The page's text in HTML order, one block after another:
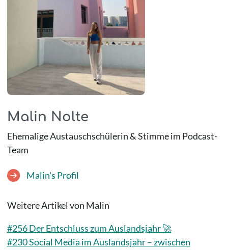
Malin Nolte
Ehemalige Austauschschülerin & Stimme im Podcast-
Team
Malin's Profil
Weitere Artikel von Malin
#256 Der Entschluss zum Auslandsjahr 🚀
#230 Social Media im Auslandsjahr – zwischen